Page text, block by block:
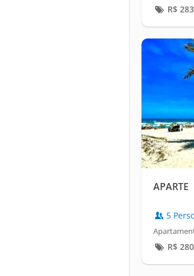
R$ 283
APARTE
5
R$ 280